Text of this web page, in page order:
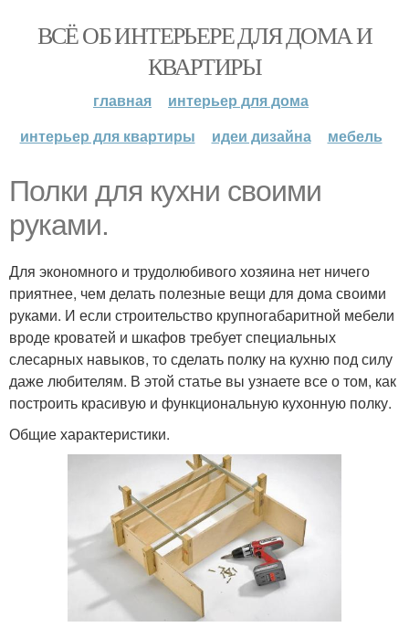
ВСЁ ОБ ИНТЕРЬЕРЕ ДЛЯ ДОМА И
КВАРТИРЫ
главная
интерьер для дома
интерьер для квартиры
идеи дизайна мебель
Полки для кухни своими
руками.
Для экономного и трудолюбивого хозяина нет ничего
приятнее, чем делать полезные вещи для дома своими
руками. И если строительство крупногабаритной мебели
вроде кроватей и шкафов требует специальных
слесарных навыков, то сделать полку на кухню под силу
даже любителям. В этой статье вы узнаете все о том, как
построить красивую и функциональную кухонную полку.
Общие характеристики.